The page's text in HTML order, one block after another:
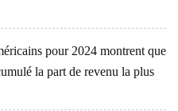
pour 2024 montrent que
la part de revenu la plus